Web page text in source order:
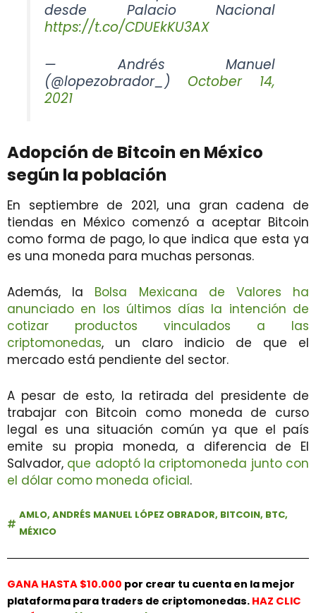
desde Palacio Nacional
https://t.co/CDUEkKU3AX
— Andrés Manuel
(@lopezobrador_) October 14,
2021
Adopción de Bitcoin en México
según la población
En septiembre de 2021, una gran cadena de
tiendas en México comenzó a aceptar Bitcoin
como forma de pago, lo que indica que esta ya
es una moneda para muchas personas.
Además, la Bolsa Mexicana de Valores ha
anunciado en los últimos días la intención de
cotizar productos vinculados a las
criptomonedas, un claro indicio de que el
mercado está pendiente del sector.
A pesar de esto, la retirada del presidente de
trabajar con Bitcoin como moneda de curso
legal es una situación común ya que el país
emite su propia moneda, a diferencia de El
Salvador, que adoptó la criptomoneda junto con
el dólar como moneda oficial.
AMLO, ANDRÉS MANUEL LÓPEZ OBRADOR, BITCOIN, BTC,
MÉXICO
GANA HASTA $10.000 por crear tu cuenta en la mejor
plataforma para traders de criptomonedas. HAZ CLIC